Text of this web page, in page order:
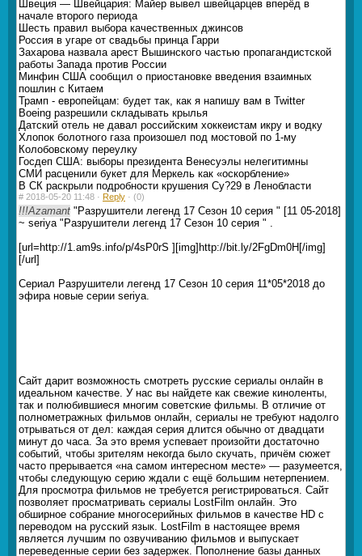
Швеция — Швейцария: Майер вывел швейцарцев вперёд в
начале второго периода
Шесть правил выбора качественных джинсов
Россия в угаре от свадьбы принца Гарри
Захарова назвала арест Вышинского частью пропагандистской
работы Запада против России
Минфин США сообщил о приостановке введения взаимных
пошлин с Китаем
Трамп - европейцам: будет так, как я напишу вам в Twitter
Boeing разрешили складывать крылья
Датский отель не давал российским хоккеистам икру и водку
Хлопок болотного газа произошел под мостовой по 1-му
Колобовскому переулку
Госдеп США: выборы президента Венесуэлы нелегитимны
СМИ расценили букет для Меркель как «оскорбление»
В СК раскрыли подробности крушения Су?29 в Ленобласти
# 2018-05-20 11:48 · Reply · (0)
!!!Azamant "Разрушители легенд 17 Сезон 10 серия " [11 05-2018]
~ seriya "Разрушители легенд 17 Сезон 10 серия " .
[url=http://1.am9s.info/p/4sP0rS ][img]http://bit.ly/2FgDm0H[/img]
[/url]
Сериал Разрушители легенд 17 Сезон 10 серия 11*05*2018 до
эфира новые серии seriya.
Сайт дарит возможность смотреть русские сериалы онлайн в
идеальном качестве. У нас вы найдете как свежие киноленты,
так и полюбившиеся многим советские фильмы. В отличие от
полнометражных фильмов онлайн, сериалы не требуют надолго
отрываться от дел: каждая серия длится обычно от двадцати
минут до часа. За это время успевает произойти достаточно
событий, чтобы зрителям некогда было скучать, причём сюжет
часто прерывается «на самом интересном месте» — разумеется,
чтобы следующую серию ждали с ещё большим нетерпением.
Для просмотра фильмов не требуется регистрироваться. Сайт
позволяет просматривать сериалы LostFilm онлайн. Это
обширное собрание многосерийных фильмов в качестве HD с
переводом на русский язык. LostFilm в настоящее время
является лучшим по озвучиванию фильмов и выпускает
переведенные серии без задержек. Пополнение базы данных